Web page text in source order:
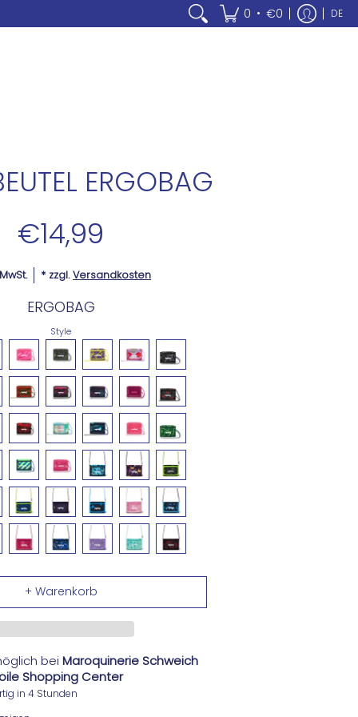
0 • €0 DE
ERGOBAG
€14,99
* zzgl.Versandkosten
ERGOBAG
Style
bei Maroquinerie Schweich
Shopping Center
in 4 Stunden